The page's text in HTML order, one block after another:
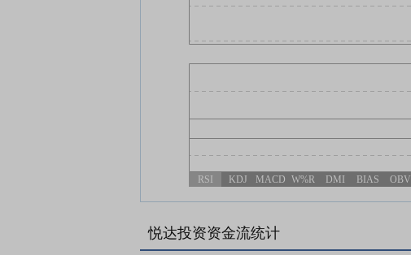
RSI KDJ MACD W%R DMI BIAS OBV
悦达投资资金流统计